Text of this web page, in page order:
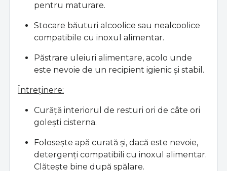
pentru maturare.
Stocare băuturi alcoolice sau nealcoolice
compatibile cu inoxul alimentar.
Păstrare uleiuri alimentare, acolo unde
este nevoie de un recipient igienic și stabil.
Întreținere:
Curăță interiorul de resturi ori de câte ori
golești cisterna.
Folosește apă curată și, dacă este nevoie,
detergenți compatibili cu inoxul alimentar.
Clătește bine după spălare.